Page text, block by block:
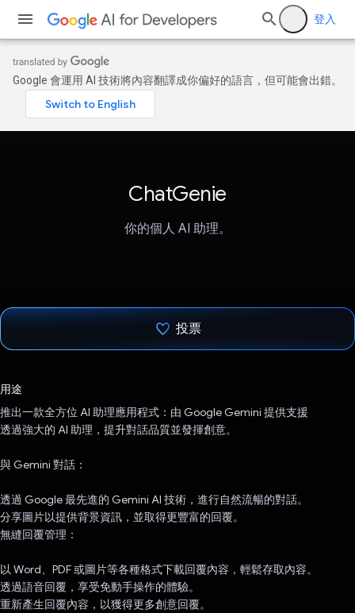
登入
Google 會運用 AI 技術將內容翻譯成你偏好的語言，但可能會出錯。
ChatGenie
你的個人 AI 助理。
投票
用途
推出一款全方位 AI 助理應用程式：由 Google Gemini 提供支援
透過強大的 AI 助理，提升對話品質並發揮創意。
與 Gemini 對話：
透過 Google 最先進的 Gemini AI 技術，進行自然流暢的對話。
分享圖片以提供背景資訊，並取得更豐富的回覆。
無縫回覆管理：
以 Word、PDF 或圖片等各種格式下載回覆內容，輕鬆存取內容。
透過語音回覆，享受免動手操作的體驗。
重新產生回覆內容，以獲得更多創意回覆。